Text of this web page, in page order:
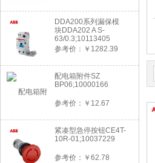
DDA200系列漏保模
块DDA202 A S-
63/0.3;10113405
参考价：￥1282.39
配电箱附件SZ
BP06;10000166
参考价：￥12.67
紧凑型急停按钮CE4T-
10R-01;10037229
参考价：￥62.78